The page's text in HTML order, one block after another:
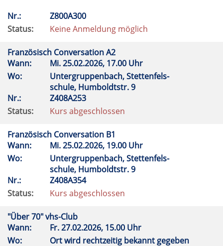
Nr.:
Z800A300
Status:
Keine Anmeldung möglich
Französisch Conversation A2
Wann:
Mi.25.02.2026, 17.00 Uhr
Wo:
Untergruppenbach, Stettenfels-
schule, Humboldtstr. 9
Nr.:
Z408A253
Status:
Kurs abgeschlossen
Französisch Conversation B1
Wann:
Mi.25.02.2026, 19.00 Uhr
Wo:
Untergruppenbach, Stettenfels-
schule, Humboldtstr. 9
Nr.:
Z408A354
Status:
Kurs abgeschlossen
"Über 70" vhs-Club
Wann:
Fr.27.02.2026, 15.00 Uhr
Wo:
Ort wird rechtzeitig bekannt gegeben